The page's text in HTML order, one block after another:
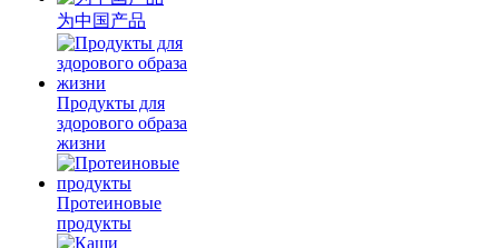
为中国产品
Продукты для
здорового образа
жизни
Протеиновые
продукты